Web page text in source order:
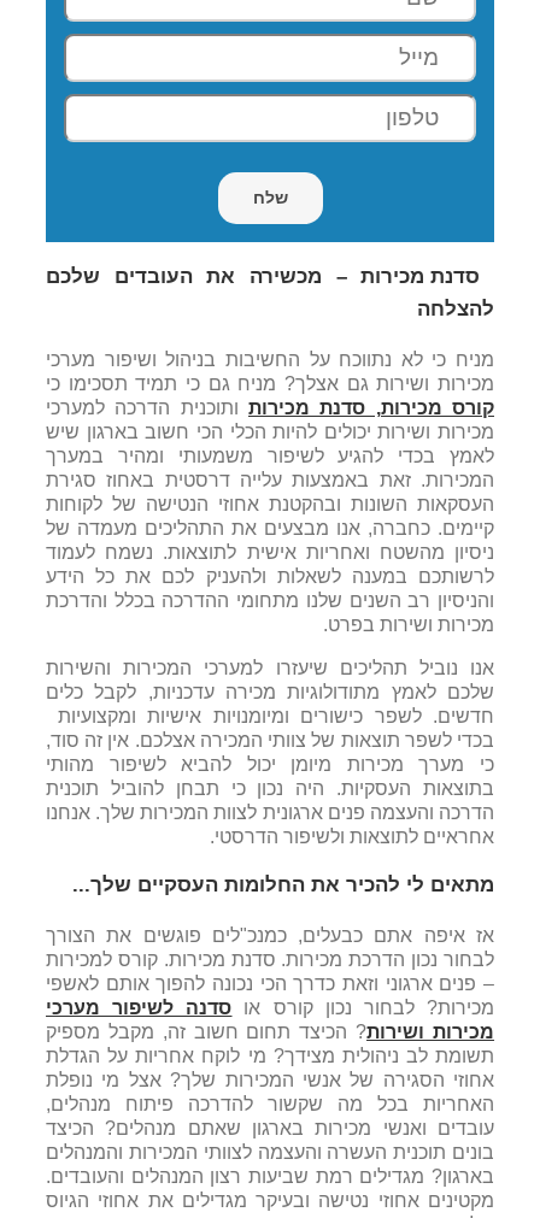
סדנת מכירות – מכשירה את העובדים שלכם
להצלחה
מניח כי לא נתווכח על החשיבות בניהול ושיפור מערכי
מכירות ושירות גם אצלך? מניח גם כי תמיד תסכימו כי
קורס מכירות, סדנת מכירות ותוכנית הדרכה למערכי
מכירות ושירות יכולים להיות הכלי הכי חשוב בארגון שיש
לאמץ בכדי להגיע לשיפור משמעותי ומהיר במערך
המכירות. זאת באמצעות עלייה דרסטית באחוז סגירת
העסקאות השונות ובהקטנת אחוזי הנטישה של לקוחות
קיימים. כחברה, אנו מבצעים את התהליכים מעמדה של
ניסיון מהשטח ואחריות אישית לתוצאות. נשמח לעמוד
לרשותכם במענה לשאלות ולהעניק לכם את כל הידע
והניסיון רב השנים שלנו מתחומי ההדרכה בכלל והדרכת
מכירות ושירות בפרט.
אנו נוביל תהליכים שיעזרו למערכי המכירות והשירות
שלכם לאמץ מתודולוגיות מכירה עדכניות, לקבל כלים
חדשים. לשפר כישורים ומיומנויות אישיות ומקצועיות
בכדי לשפר תוצאות של צוותי המכירה אצלכם. אין זה סוד,
כי מערך מכירות מיומן יכול להביא לשיפור מהותי
בתוצאות העסקיות. היה נכון כי תבחן להוביל תוכנית
הדרכה והעצמה פנים ארגונית לצוות המכירות שלך. אנחנו
אחראיים לתוצאות ולשיפור הדרסטי.
מתאים לי להכיר את החלומות העסקיים שלך...
אז איפה אתם כבעלים, כמנכ"לים פוגשים את הצורך
לבחור נכון הדרכת מכירות. סדנת מכירות. קורס למכירות
– פנים ארגוני וזאת כדרך הכי נכונה להפוך אותם לאשפי
מכירות? לבחור נכון קורס או סדנה לשיפור מערכי
מכירות ושירות? הכיצד תחום חשוב זה, מקבל מספיק
תשומת לב ניהולית מצידך? מי לוקח אחריות על הגדלת
אחוזי הסגירה של אנשי המכירות שלך? אצל מי נופלת
האחריות בכל מה שקשור להדרכה פיתוח מנהלים,
עובדים ואנשי מכירות בארגון שאתם מנהלים? הכיצד
בונים תוכנית העשרה והעצמה לצוותי המכירות והמנהלים
בארגון? מגדילים רמת שביעות רצון המנהלים והעובדים.
מקטינים אחוזי נטישה ובעיקר מגדילים את אחוזי הגיוס